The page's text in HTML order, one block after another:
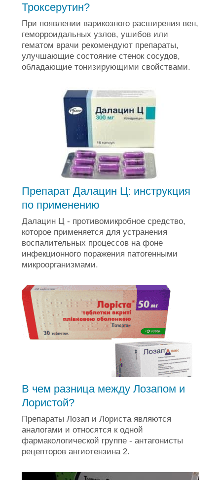
Троксерутин?
При появлении варикозного расширения вен,
геморроидальных узлов, ушибов или
гематом врачи рекомендуют препараты,
улучшающие состояние стенок сосудов,
обладающие тонизирующими свойствами.
Препарат Далацин Ц: инструкция
по применению
Далацин Ц - противомикробное средство,
которое применяется для устранения
воспалительных процессов на фоне
инфекционного поражения патогенными
микроорганизмами.
В чем разница между Лозапом и
Лористой?
Препараты Лозап и Лориста являются
аналогами и относятся к одной
фармакологической группе - антагонисты
рецепторов ангиотензина 2.